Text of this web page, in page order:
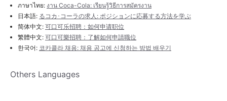
ภาษาไทย: งาน Coca-Cola: เรียนรู้วิธีการสมัครงาน
日本語: るコカ･コーラの求人: ポジションに応募する方法を学ぶ
简体中文: 可口可乐招聘：如何申请职位
繁體中文: 可口可樂招聘：了解如何申請職位
한국어: 코카콜라 채용: 채용 공고에 신청하는 방법 배우기
Others Languages